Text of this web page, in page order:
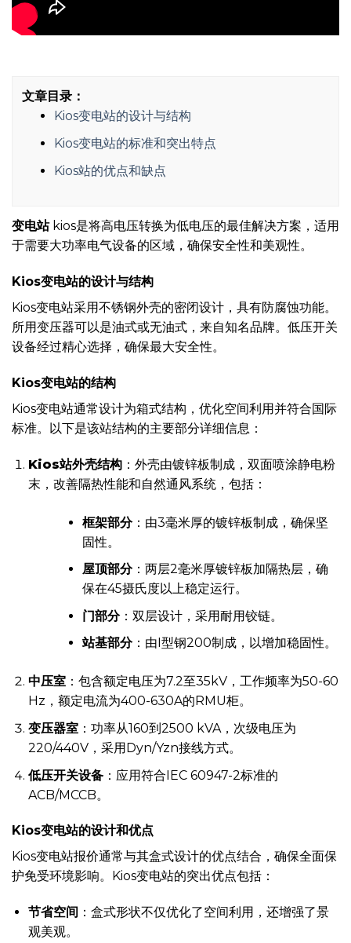
文章目录：
Kios变电站的设计与结构
Kios变电站的标准和突出特点
Kios站的优点和缺点
变电站kios是将高电压转换为低电压的最佳解决方案，适用
于需要大功率电气设备的区域，确保安全性和美观性。
Kios变电站的设计与结构
Kios变电站采用不锈钢外壳的密闭设计，具有防腐蚀功能。
所用变压器可以是油式或无油式，来自知名品牌。低压开关
设备经过精心选择，确保最大安全性。
Kios变电站的结构
Kios变电站通常设计为箱式结构，优化空间利用并符合国际
标准。以下是该站结构的主要部分详细信息：
Kios站外壳结构：外壳由镀锌板制成，双面喷涂静电粉
末，改善隔热性能和自然通风系统，包括：
框架部分：由3毫米厚的镀锌板制成，确保坚
固性。
屋顶部分：两层2毫米厚镀锌板加隔热层，确
保在45摄氏度以上稳定运行。
门部分：双层设计，采用耐用铰链。
站基部分：由I型钢200制成，以增加稳固性。
中压室：包含额定电压为7.2至35kV，工作频率为50-60
Hz，额定电流为400-630A的RMU柜。
变压器室：功率从160到2500 kVA，次级电压为
220/440V，采用Dyn/Yzn接线方式。
低压开关设备：应用符合IEC 60947-2标准的
ACB/MCCB。
Kios变电站的设计和优点
Kios变电站报价通常与其盒式设计的优点结合，确保全面保
护免受环境影响。Kios变电站的突出优点包括：
节省空间 ：盒式形状不仅优化了空间利用，还增强了景
观美观。